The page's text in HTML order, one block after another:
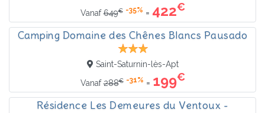
Vanaf649€ -35% = 422€
Camping Domaine des Chênes Blancs Pausado
Saint-Saturnin-lès-Apt
Vanaf288€ -31% = 199€
Résidence Les Demeures du Ventoux -